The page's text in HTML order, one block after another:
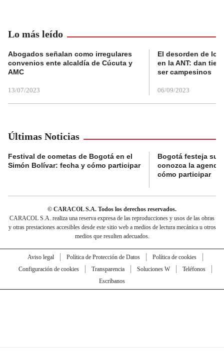
Lo más leído
Abogados señalan como irregulares
convenios ente alcaldía de Cúcuta y
AMC
13/07/2023
El desorden de
en la ANT: dan
ser campesinos
06/09/2023
Últimas Noticias
Festival de cometas de Bogotá en el
Simón Bolívar: fecha y cómo participar
Bogotá festeja su
conozca la
cómo participar
© CARACOL S.A. Todos los derechos reservados.
CARACOL S.A. realiza una reserva expresa de las reproducciones y usos de las obras
y otras prestaciones accesibles desde este sitio web a medios de lectura mecánica u otros
medios que resulten adecuados.
Aviso legal Política de Protección de Datos
Política de cookies
Configuración de cookies
Transparencia Soluciones W
Teléfonos
Escríbanos